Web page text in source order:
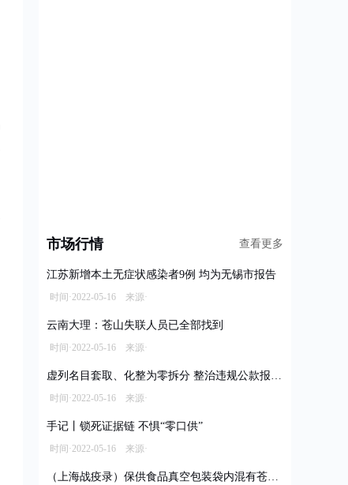
市场行情 查看更多
江苏新增本土无症状感染者9例 均为无锡市报告
时间·2022-05-16 来源·
云南大理：苍山失联人员已全部找到
时间·2022-05-16 来源·
虚列名目套取、化整为零拆分 整治违规公款报销乱象
时间·2022-05-16 来源·
手记丨锁死证据链 不惧“零口供”
时间·2022-05-16 来源·
（上海战疫录）保供食品真空包装袋内混有苍蝇 经销商被立案调查拟罚款10万元